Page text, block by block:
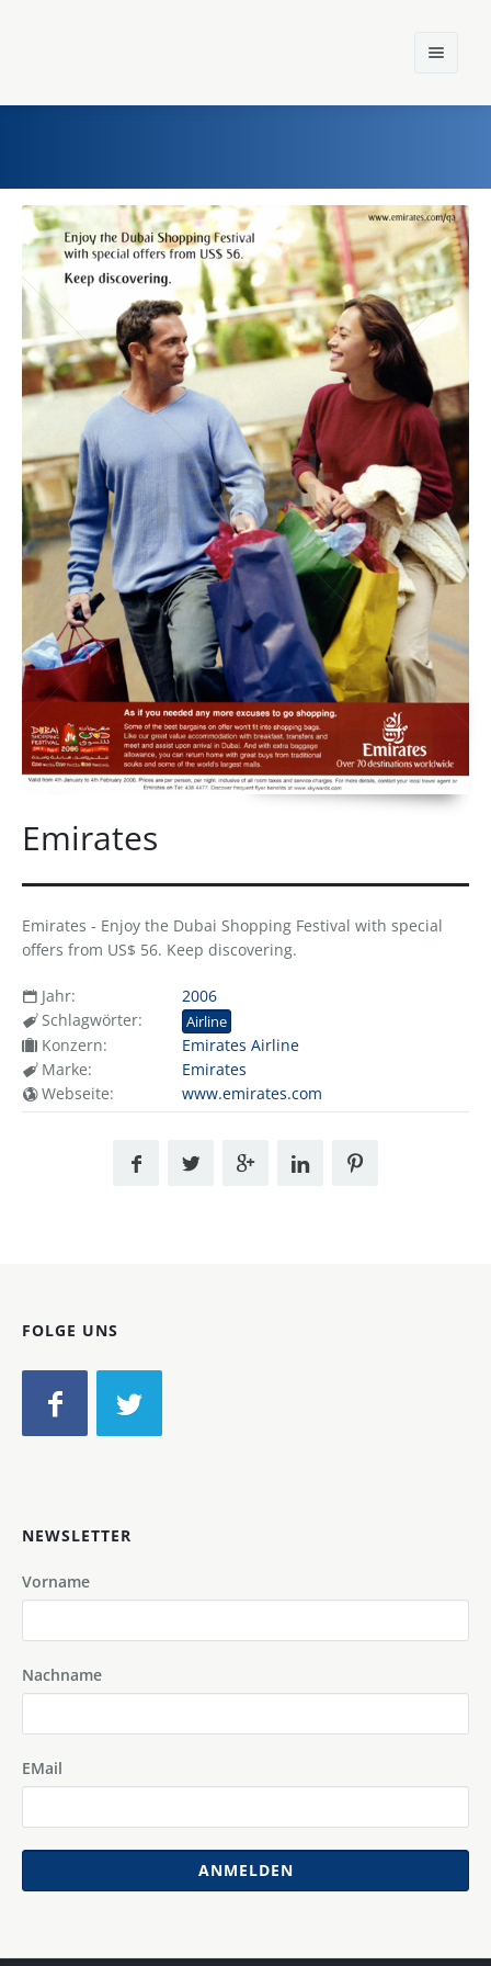
Home
Einst und Heute
Marken
Konzerne
Epoche
Emirates
Emirates - Enjoy the Dubai Shopping Festival with special
offers from US$ 56. Keep discovering.
Jahr:
2006
Schlagwörter:
Airline
Konzern:
Emirates Airline
Marke:
Emirates
Webseite:
www.emirates.com
FOLGE UNS
NEWSLETTER
Vorname
Nachname
EMail
ANMELDEN